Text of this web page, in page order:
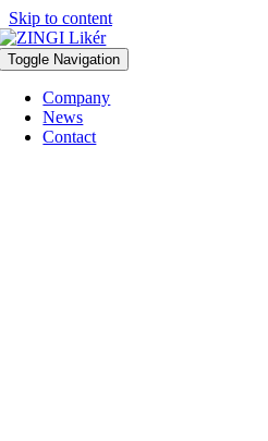
Skip to content
Toggle Navigation
Company
News
Contact